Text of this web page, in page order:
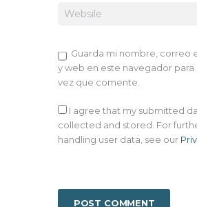
Guarda mi nombre, correo
y web en este navegador para
vez que comente.
I agree that my submitted
collected and stored. For
handling user data, see our